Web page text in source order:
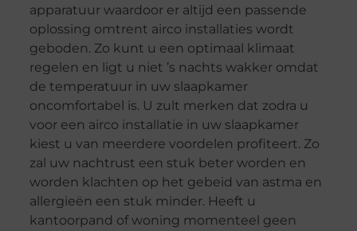
apparatuur waardoor er altijd een passende
oplossing omtrent airco installaties wordt
geboden. Zo kunt u een optimaal klimaat
regelen en ligt u niet ’s nachts wakker omdat
de temperatuur in uw slaapkamer
oncomfortabel is. U zult merken dat zodra u
voor een airco installatie in uw slaapkamer
kiest u van meerdere voordelen profiteert. Zo
zal uw nachtrust een stuk beter worden en
worden klachten op het gebeid van astma en
allergieën een stuk minder. Heeft u
kantoorpand of woning momenteel geen